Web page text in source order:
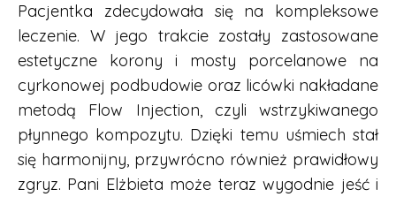
Pacjentka zdecydowała się na kompleksowe
leczenie. W jego trakcie zostały zastosowane
estetyczne korony i mosty porcelanowe na
cyrkonowej podbudowie oraz licówki nakładane
metodą Flow Injection, czyli wstrzykiwanego
płynnego kompozytu. Dzięki temu uśmiech stał
się harmonijny, przywrócno również prawidłowy
zgryz. Pani Elżbieta może teraz wygodnie jeść i